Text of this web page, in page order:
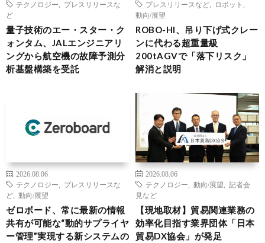
テクノロジー
プレスリリースな
ど
量子技術のエー・スター・ク
ォンタム、JALエンジニアリ
ングから航空機の故障予測分
析基盤構築を受託
プレスリリースなど
ロボット
動向/展望
ROBO-HI、吊り下げ式クレー
ンに代わる超重量級
200tAGVで「落下リスク」
解消と説明
2026.08.06
テクノロジー
プレスリリースな
ど
動向/展望
ゼロボード、常に最新の情報
共有が可能な“動的サプライヤ
ー管理”実現する新システムの
2026.08.06
テクノロジー
動向/展望
記者会
見など
【現地取材】貿易関連業務の
効率化目指す業界団体「日本
貿易DX協会」が発足